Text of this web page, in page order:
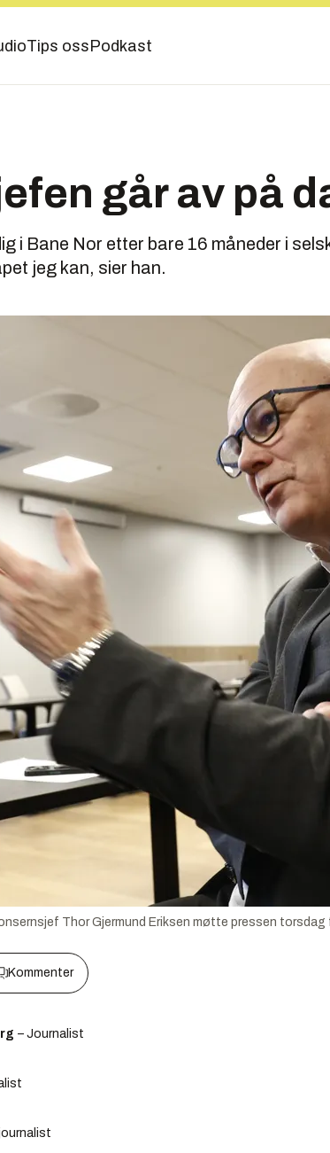
Tips oss Podkast
går av på
i Bane Nor etter bare 16 måneder i
jeg kan, sier han.
Thor Gjermund Eriksen møtte pressen torsdag
Kommenter
– Journalist